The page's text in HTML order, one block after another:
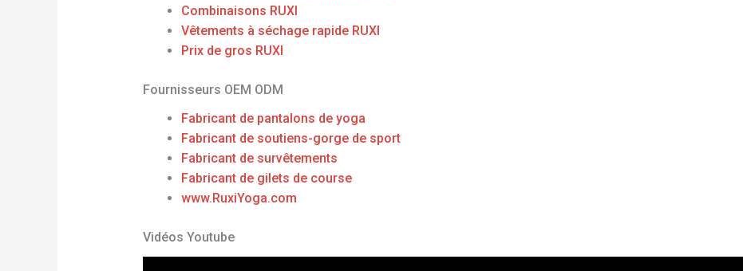
Combinaisons RUXI
Vêtements à séchage rapide RUXI
Prix ​​de gros RUXI
Fournisseurs OEM ODM
Fabricant de pantalons de yoga
Fabricant de soutiens-gorge de sport
Fabricant de survêtements
Fabricant de gilets de course
www.RuxiYoga.com
Vidéos Youtube